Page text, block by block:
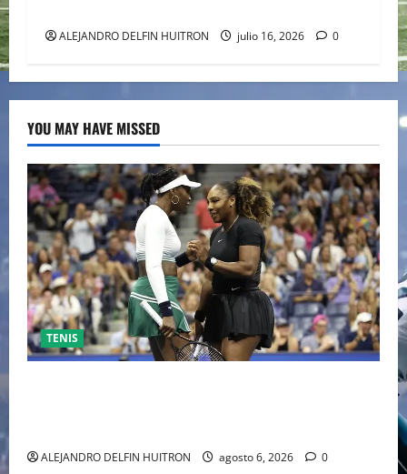
ALEJANDRO DELFIN HUITRON julio 16, 2026 0
YOU MAY HAVE MISSED
TENIS
ALEJANDRO DELFIN HUITRON agosto 6, 2026 0